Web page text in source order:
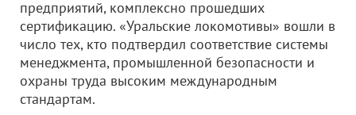
предприятий, комплексно прошедших
сертификацию. «Уральские локомотивы» вошли в
число тех, кто подтвердил соответствие системы
менеджмента, промышленной безопасности и
охраны труда высоким международным
стандартам.